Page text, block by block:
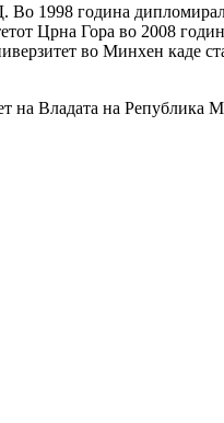
1998 година
Црна Гора во 2008
во Минхен
Владата на Република